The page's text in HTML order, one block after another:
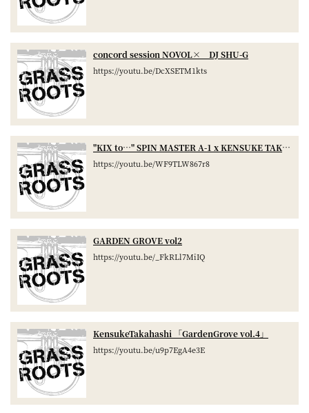
ツ
–
YOKOHAMA
Grassroots
–
徒
歩
約
3
分・
鶴
屋
町
に
あ
る
ダ
イ
ニ
ン
グ
バ
ー
concord session NOVOL× DJ SHU-G
https://youtu.be/DcXSETM1kts
"KIX to…" SPIN MASTER A-1 x KENSUKE TAKAHASHI Live Session
https://youtu.be/WF9TLW867r8
GARDEN GROVE vol2
https://youtu.be/_FkRLl7MiIQ
KensukeTakahashi 「GardenGrove vol.4」
https://youtu.be/u9p7EgA4e3E